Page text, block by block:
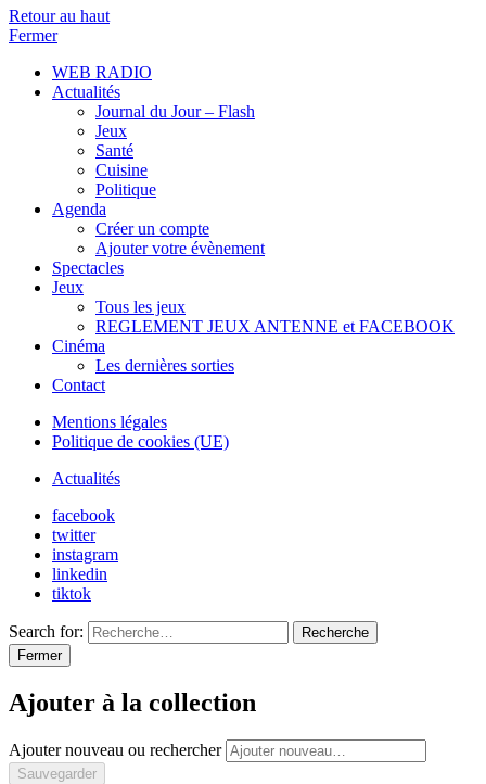
Retour au haut
Fermer
WEB RADIO
Actualités
Journal du Jour – Flash
Jeux
Santé
Cuisine
Politique
Agenda
Créer un compte
Ajouter votre évènement
Spectacles
Jeux
Tous les jeux
REGLEMENT JEUX ANTENNE et FACEBOOK
Cinéma
Les dernières sorties
Contact
Mentions légales
Politique de cookies (UE)
Actualités
facebook
twitter
instagram
linkedin
tiktok
Search for:
Recherche
Fermer
Ajouter à la collection
Ajouter nouveau ou rechercher